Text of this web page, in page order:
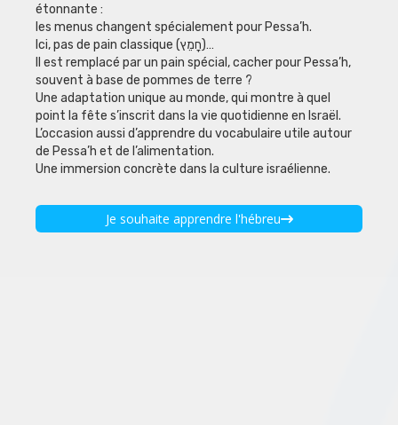
étonnante :
les menus changent spécialement pour Pessa’h.
Ici, pas de pain classique (חָמֵץ)…
Il est remplacé par un pain spécial, cacher pour Pessa’h,
souvent à base de pommes de terre ?
Une adaptation unique au monde, qui montre à quel
point la fête s’inscrit dans la vie quotidienne en Israël.
L’occasion aussi d’apprendre du vocabulaire utile autour
de Pessa’h et de l’alimentation.
Une immersion concrète dans la culture israélienne.
Je souhaite apprendre l'hébreu